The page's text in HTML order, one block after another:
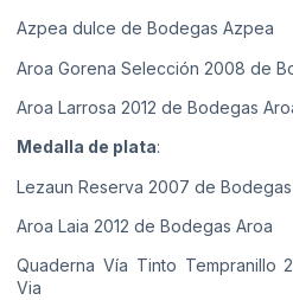
Azpea dulce de Bodegas Azpea
Aroa Gorena Selección 2008 de
Aroa Larrosa 2012 de Bodegas
Medalla de plata:
Lezaun Reserva 2007 de
Aroa Laia 2012 de Bodegas Aroa
Quaderna Vía Tinto Tempranillo
Via